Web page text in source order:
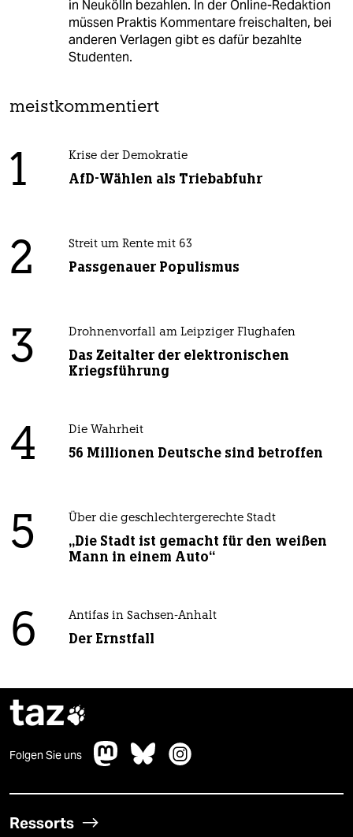
in Neukölln bezahlen. In der Online-Redaktion
müssen Praktis Kommentare freischalten, bei
anderen Verlagen gibt es dafür bezahlte
Studenten.
meistkommentiert
1 Krise der Demokratie
AfD-Wählen als Triebabfuhr
2 Streit um Rente mit 63
Passgenauer Populismus
3 Drohnenvorfall am Leipziger Flughafen
Das Zeitalter der elektronischen
Kriegsführung
4 Die Wahrheit
56 Millionen Deutsche sind betroffen
5 Über die geschlechtergerechte Stadt
„Die Stadt ist gemacht für den weißen
Mann in einem Auto“
6 Antifas in Sachsen-Anhalt
Der Ernstfall
taz
Folgen Sie uns
Ressorts